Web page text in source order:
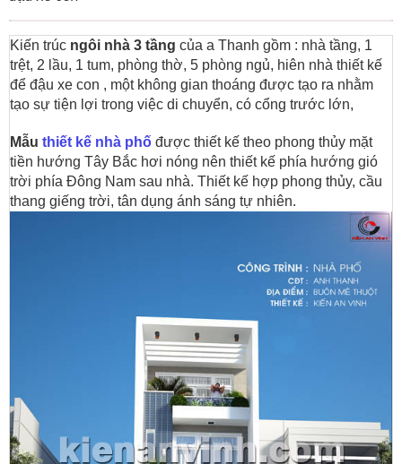
Kiến trúc ngôi nhà 3 tầng của a Thanh gồm : nhà tầng, 1
trệt, 2 lầu, 1 tum, phòng thờ, 5 phòng ngủ, hiên nhà thiết kế
để đậu xe con , một không gian thoáng được tạo ra nhằm
tạo sự tiện lợi trong việc di chuyển, có cổng trước lớn,
Mẫu thiết kế nhà phố được thiết kế theo phong thủy mặt
tiền hướng Tây Bắc hơi nóng nên thiết kế phía hướng gió
trời phía Đông Nam sau nhà. Thiết kế hợp phong thủy, cầu
thang giếng trời, tân dụng ánh sáng tự nhiên.